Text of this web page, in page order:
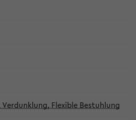
Verdunklung, Flexible Bestuhlung